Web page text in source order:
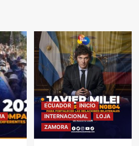
ECUADOR
INICIO
INTERNACIONAL
LOJA
ZAMORA